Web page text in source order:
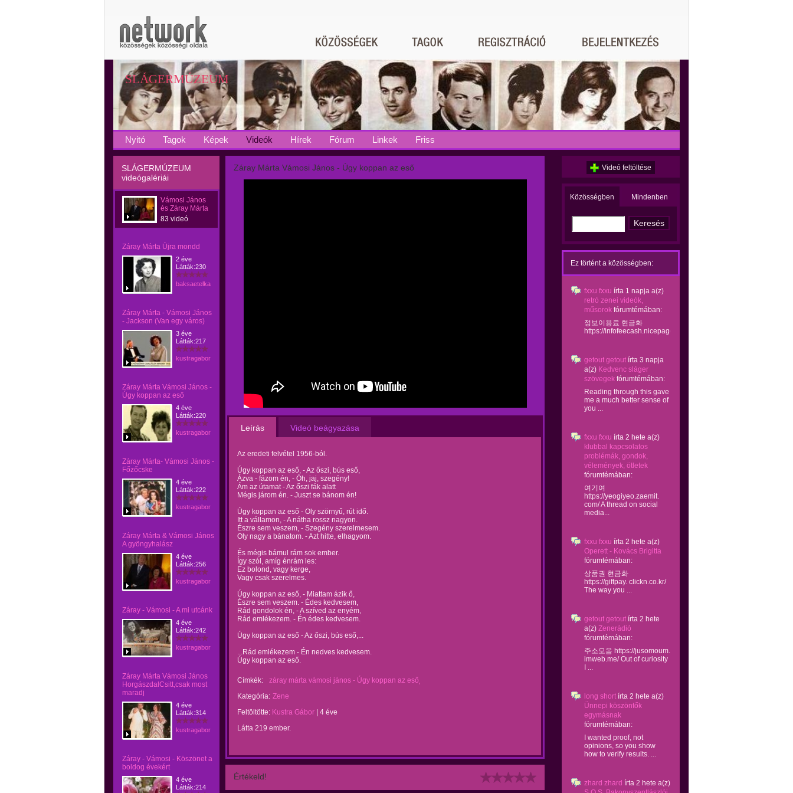
SLÁGERMÚZEUM
Nyitó Tagok Képek Videók Hírek Fórum Linkek Friss
SLÁGERMÚZEUM
videógalériái
Vámosi János
és Záray Márta
83 videó
Záray Márta Újra mondd
2 éve
Látták:230
baksaetelka
Záray Márta - Vámosi János
- Jackson (Van egy város)
3 éve
Látták:217
kustragabor
Záray Márta Vámosi János -
Úgy koppan az eső
4 éve
Látták:220
kustragabor
Záray Márta- Vámosi János -
Főzőcske
4 éve
Látták:222
kustragabor
Záray Márta & Vámosi János
A gyöngyhalász
4 éve
Látták:256
kustragabor
Záray - Vámosi - A mi utcánk
4 éve
Látták:242
kustragabor
Záray Márta Vámosi János
HorgászdalCsitt,csak most
maradj
4 éve
Látták:314
kustragabor
Záray - Vámosi - Köszönet a
boldog évekért
4 éve
Látták:214
Záray Márta Vámosi János - Úgy koppan az eső
Leírás Videó beágyazása
Az eredeti felvétel 1956-ból.
Úgy koppan az eső, - Az őszi, bús eső,
Ázva - fázom én, - Óh, jaj, szegény!
Ám az útamat - Az őszi fák alatt
Mégis járom én. - Juszt se bánom én!
Úgy koppan az eső - Oly szörnyű, rút idő.
Itt a vállamon, - A nátha rossz nagyon.
Észre sem veszem, - Szegény szerelmesem.
Oly nagy a bánatom. - Azt hitte, elhagyom.
És mégis bámul rám sok ember.
Így szól, amíg énrám les:
Ez bolond, vagy kerge,
Vagy csak szerelmes.
Úgy koppan az eső, - Miattam ázik ő,
Észre sem veszem. - Édes kedvesem,
Rád gondolok én, - A szíved az enyém,
Rád emlékezem. - Én édes kedvesem.
Úgy koppan az eső - Az őszi, bús eső,...
...Rád emlékezem - Én nedves kedvesem.
Úgy koppan az eső.
Címkék:
záray márta vámosi jános - Úgy koppan az eső
Kategória: Zene
Feltöltötte: Kustra Gábor
4 éve
Látta 219 ember.
Értékeld!
Videó feltöltése
Közösségben Mindenben
Ez történt a közösségben:
fxxu fxxu írta 1 napja a(z)
retró zenei videók,
műsorok fórumtémában:
정보이용료 현금화
https://infofeecash.nicepage...
getout getout írta 3 napja
a(z) Kedvenc sláger
szövegek fórumtémában:
Reading through this gave
me a much better sense of
you ...
fxxu fxxu írta 2 hete a(z)
klubbal kapcsolatos
problémák, gondok,
vélemények, ötletek
fórumtémában:
여기여
https://yeogiyeo.zaemit.
com/ A thread on social
media...
fxxu fxxu írta 2 hete a(z)
Operett - Kovács Brigitta
fórumtémában:
상품권 현금화
https://giftpay. clickn.co.kr/
The way you ...
getout getout írta 2 hete
a(z) Zenerádió
fórumtémában:
주소모음 https://jusomoum.
imweb.me/ Out of curiosity
I ...
long short írta 2 hete a(z)
Ünnepi köszöntők
egymásnak
fórumtémában:
I wanted proof, not
opinions, so you show
how to verify results. ...
zhard zhard írta 2 hete a(z)